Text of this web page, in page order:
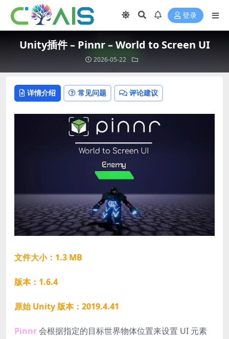
登录
Unity插件 – Pinnr – World to Screen UI
2026-05-22
详情介绍 常见问题 评论建议
文件大小：1.3 MB
版本：1.6.4
原始 Unity 版本：2019.4.41
Pinnr会根据指定的目标世界物体位置来设置 UI 元素